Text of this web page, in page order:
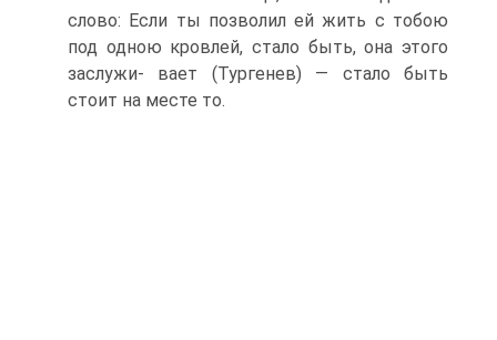
слово: Если ты позволил ей жить с тобою
под одною кровлей, стало быть, она этого
заслужи- вает (Тургенев) — стало быть
стоит на месте то.